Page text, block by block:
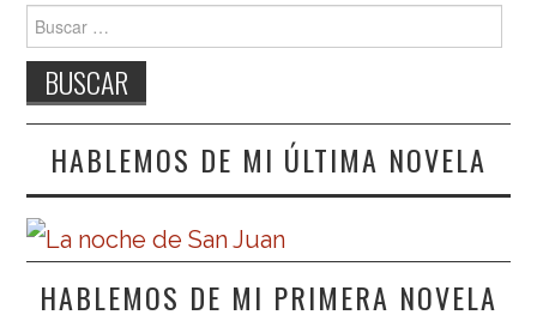
Buscar:
HABLEMOS DE MI ÚLTIMA NOVELA
HABLEMOS DE MI PRIMERA NOVELA